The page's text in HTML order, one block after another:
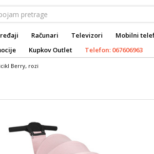
Računari Televizori Mobilni
Kupkov Outlet Telefon: 067606963
Berry, rozi